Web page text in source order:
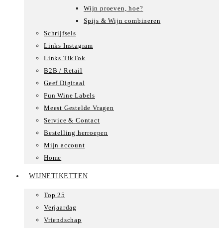
Wijn proeven, hoe?
Spijs & Wijn combineren
Schrijfsels
Links Instagram
Links TikTok
B2B / Retail
Geef Digitaal
Fun Wine Labels
Meest Gestelde Vragen
Service & Contact
Bestelling herroepen
Mijn account
Home
WIJNETIKETTEN
Top 25
Verjaardag
Vriendschap